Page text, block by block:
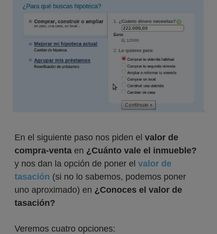
En el siguiente paso nos piden el valor de
compra-venta en ¿Cuánto vale el inmueble?
y nos dan la opción de poner el valor de
tasación (si no lo sabemos, podemos poner
uno aproximado) en ¿Conoces el valor de
tasación?
Veremos cuatro opciones: